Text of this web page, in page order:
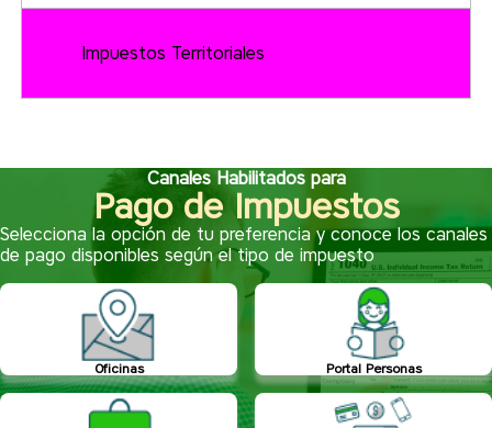
Impuestos Territoriales
Canales Habilitados para
Pago de Impuestos
Selecciona la opción de tu preferencia y conoce los canales
de pago disponibles según el tipo de impuesto
Oficinas Portal Personas